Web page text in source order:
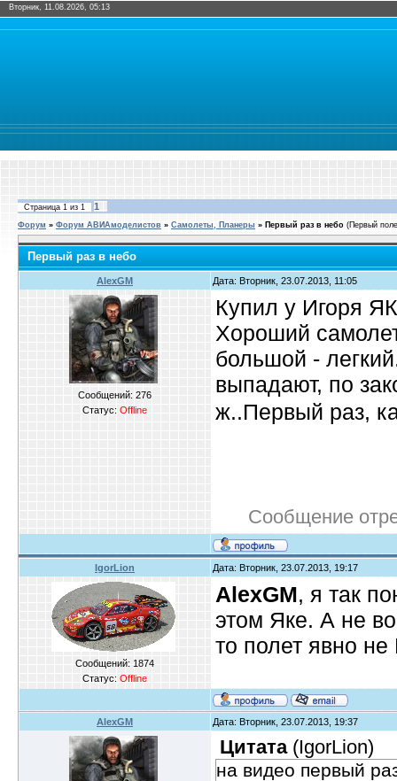
Вторник, 11.08.2026, 05:13
Страница 1 из 1 1
Форум » Форум АВИАмоделистов » Самолеты, Планеры » Первый раз в небо (Первый
Первый раз в небо
AlexGM Дата: Вторник, 23.07.2013, 11:05
Сообщений: 276
Статус: Offline
Купил у Игоря
Хороший
большой -
выпадают, по
ж..Первый раз,
Сообщение
IgorLion Дата: Вторник, 23.07.2013, 19:17
Сообщений: 1874
Статус: Offline
AlexGM, я так
этом Яке. А не
то полет явно
AlexGM Дата: Вторник, 23.07.2013, 19:37
Цитата(IgorLion)
на видео первый